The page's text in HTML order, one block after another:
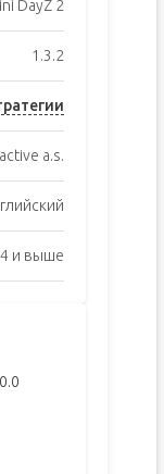
DayZ 2
1.3.2
a.s.
и выше
0.0